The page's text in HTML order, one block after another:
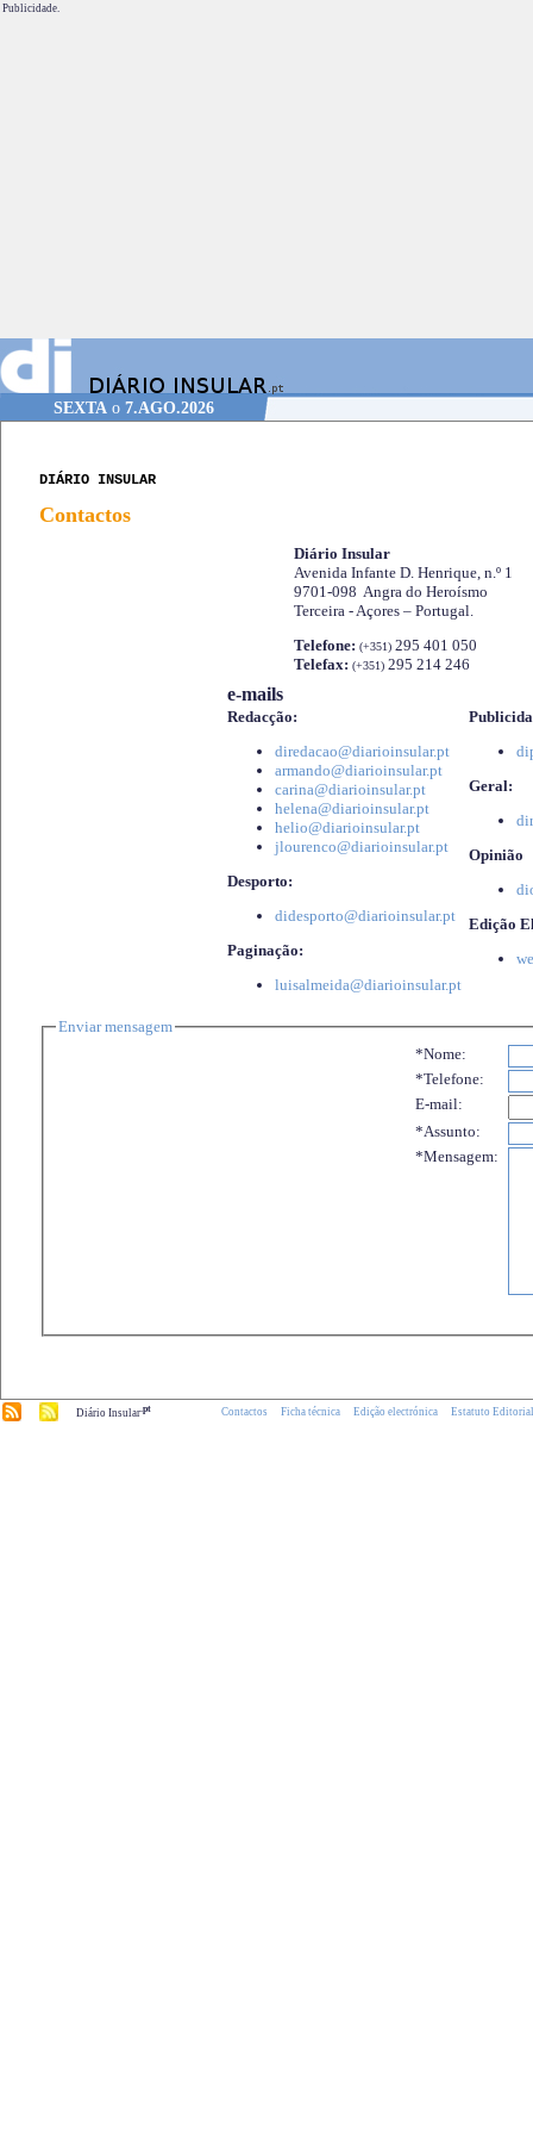
Publicidade.
SEXTA o 7.AGO.2026
DIÁRIO INSULAR
Contactos
Diário Insular
Avenida Infante D. Henrique, n.º 1
9701-098 Angra do Heroísmo
Terceira - Açores – Portugal.
Telefone: (+351) 295 401 050
Telefax: (+351) 295 214 246
e-mails
Redacção:
diredacao@diarioinsular.pt
armando@diarioinsular.pt
carina@diarioinsular.pt
helena@diarioinsular.pt
helio@diarioinsular.pt
jlourenco@diarioinsular.pt
Desporto:
didesporto@diarioinsular.pt
Paginação:
luisalmeida@diarioinsular.pt
Geral:
Opinião
Edição
Enviar mensagem
*Nome:
*Telefone:
E-mail:
*Assunto:
*Mensagem:
Diário Insular.pt Contactos Ficha técnica Edição electrónica Estatuto Editorial